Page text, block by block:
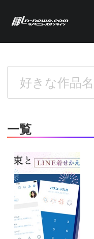
一覧